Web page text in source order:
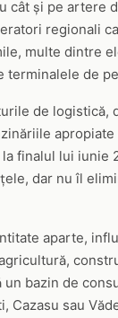
cât și pe artere
regionali
multe dintre
terminalele de
de logistică,
apropiate
finalul lui iunie
dar nu îl
aparte,
bazin de
Cazasu sau